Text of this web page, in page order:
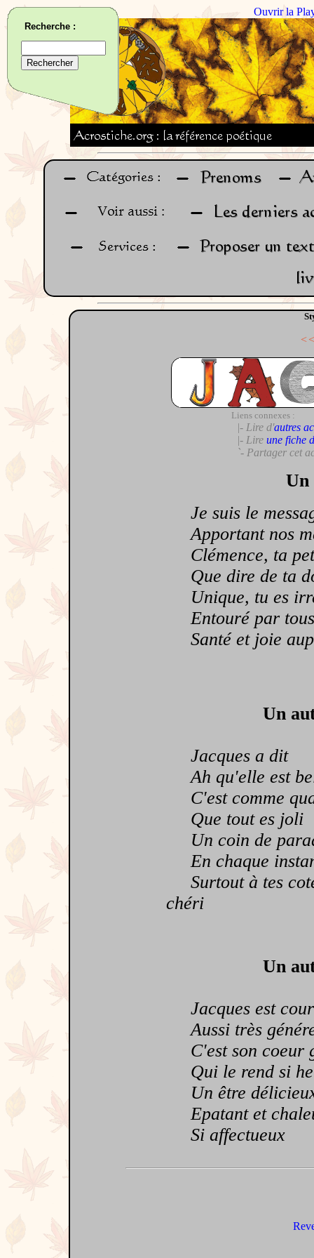
Ouvrir la
Liens connexes :
|- Lire d'autres
|- Lire une fiche
`- Partager cet
Un
Je suis le
Apportant nos
Clémence, ta
Que dire de ta
Unique, tu es
Entouré par tous
Santé et joie
Un
Jacques a dit
Ah qu'elle est
C'est comme
Que tout es joli
Un coin de
En chaque
Surtout à tes
chéri
Un
Jacques est
Aussi très
C'est son coeur
Qui le rend si
Un être
Epatant et
Si affectueux
Recherche :